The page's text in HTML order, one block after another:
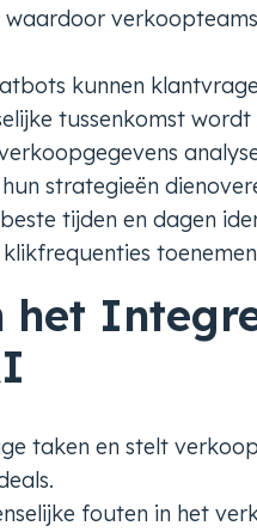
kunnen
tussenkomst wordt
strategieën
tijden en dagen
het
taken en stelt
fouten in het